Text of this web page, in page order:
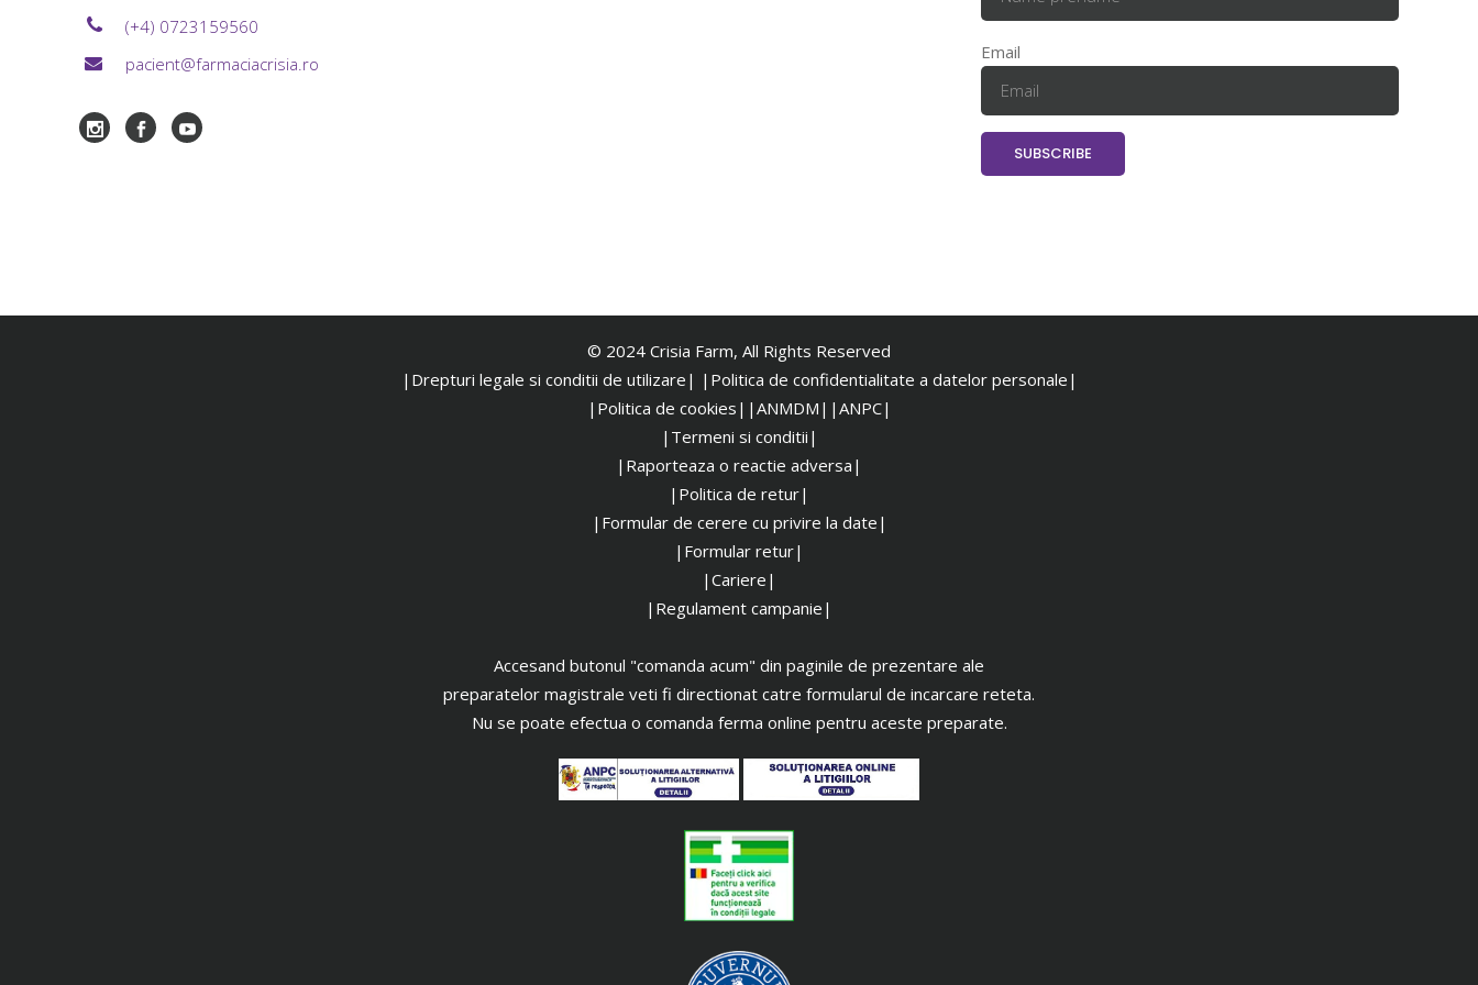
(+4) 0723159560
pacient@farmaciacrisia.ro
Email
© 2024 Crisia Farm, All Rights Reserved
|Drepturi legale si conditii de utilizare| | Politica de confidentialitate a datelor personale|
|Politica de cookies| |ANMDM| |ANPC|
|Termeni si conditii|
|Raporteaza o reactie adversa|
|Politica de retur|
|Formular de cerere cu privire la date|
|Formular retur|
|Cariere|
|Regulament campanie|
Accesand butonul "comanda acum" din paginile de prezentare ale
preparatelor magistrale veti fi directionat catre formularul de incarcare reteta.
Nu se poate efectua o comanda ferma online pentru aceste preparate.